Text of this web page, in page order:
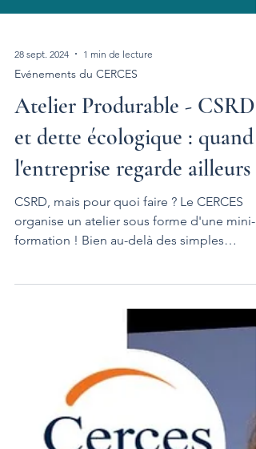
28 sept. 2024 1 min de lecture
Evénements du CERCES
Atelier Produrable - CSRD
et dette écologique : quand
l'entreprise regarde ailleurs